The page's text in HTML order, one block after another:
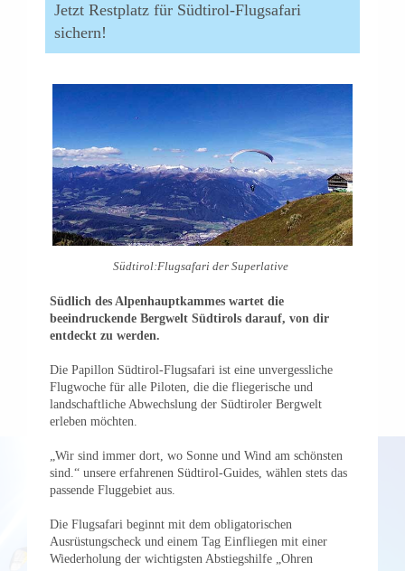
Jetzt Restplatz für Südtirol-Flugsafari
sichern!
Südtirol:Flugsafari der Superlative
Südlich des Alpenhauptkammes wartet die
beeindruckende Bergwelt Südtirols darauf, von dir
entdeckt zu werden.
Die Papillon Südtirol-Flugsafari ist eine unvergessliche
Flugwoche für alle Piloten, die die fliegerische und
landschaftliche Abwechslung der Südtiroler Bergwelt
erleben möchten.
„Wir sind immer dort, wo Sonne und Wind am schönsten
sind.“ unsere erfahrenen Südtirol-Guides, wählen stets das
passende Fluggebiet aus.
Die Flugsafari beginnt mit dem obligatorischen
Ausrüstungscheck und einem Tag Einfliegen mit einer
Wiederholung der wichtigsten Abstiegshilfe „Ohren